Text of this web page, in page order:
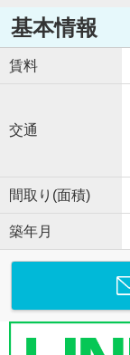
基本情報
賃料
交通
間取り(面積)
築年月